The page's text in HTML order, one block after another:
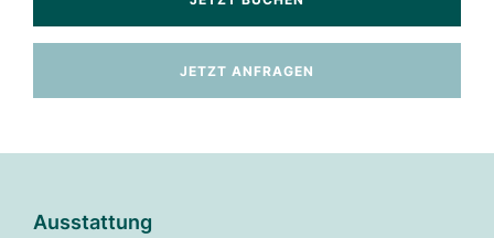
JETZT ANFRAGEN
Ausstattung